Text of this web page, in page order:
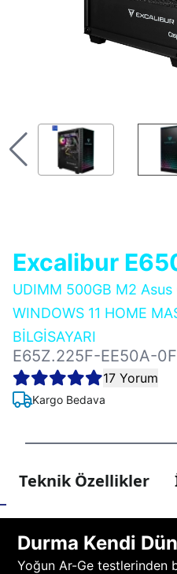
Excalibur
UDIMM 500GB M2
WINDOWS 11 HOME
BİLGİSAYARI
E65Z.225F-EE50A-
17 Yorum
Kargo Bedava
Teknik Özellikler
Durma Kendi
Yoğun Ar-Ge testlerinden